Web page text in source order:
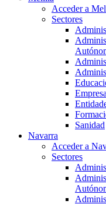
Acceder a
Sectores
Sanidad
Navarra
Acceder a
Sectores